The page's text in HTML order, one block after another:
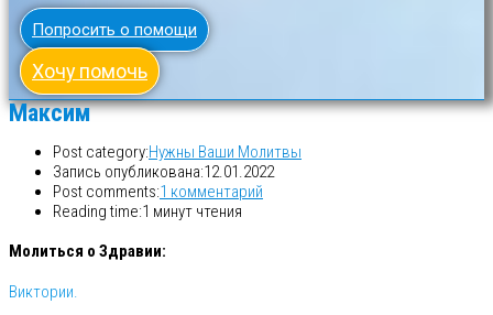
Попросить о помощи
Хочу помочь
Максим
Post category:Нужны Ваши Молитвы
Запись опубликована:12.01.2022
Post comments:1 комментарий
Reading time:1 минут чтения
Молиться о Здравии:
Виктории.